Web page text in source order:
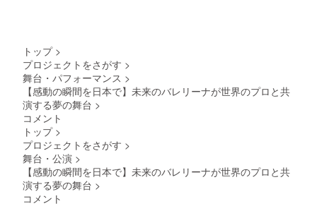
トップ >
プロジェクトをさがす >
舞台・パフォーマンス >
【感動の瞬間を日本で】未来のバレリーナが世界のプロと共
演する夢の舞台 >
コメント
トップ >
プロジェクトをさがす >
舞台・公演 >
【感動の瞬間を日本で】未来のバレリーナが世界のプロと共
演する夢の舞台 >
コメント